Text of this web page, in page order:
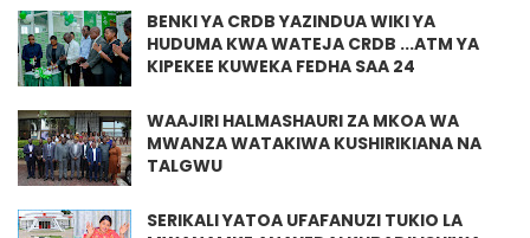
BENKI YA CRDB YAZINDUA WIKI YA
HUDUMA KWA WATEJA CRDB ...ATM YA
KIPEKEE KUWEKA FEDHA SAA 24
WAAJIRI HALMASHAURI ZA MKOA WA
MWANZA WATAKIWA KUSHIRIKIANA NA
TALGWU
SERIKALI YATOA UFAFANUZI TUKIO LA